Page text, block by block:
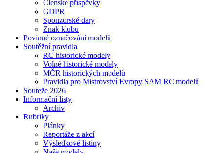
Členské příspěvky
GDPR
Sponzorské dary
Znak klubu
Povinné označování modelů
Soutěžní pravidla
RC historické modely
Volné historické modely
MČR historických modelů
Pravidla pro Mistrovství Evropy SAM RC modelů
Souteže 2026
Informační listy
Archiv
Rubriky
Plánky
Reportáže z akcí
Výsledkové listiny